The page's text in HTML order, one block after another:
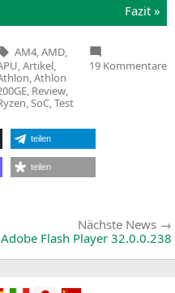
Fazit »
Tags:
AM4,AMD,
Artikel,
,Athlon
, Review,
,SoC,Test
19 Kommentare
teilen
teilen
Nächste News
Adobe Flash Player 32.0.0.238